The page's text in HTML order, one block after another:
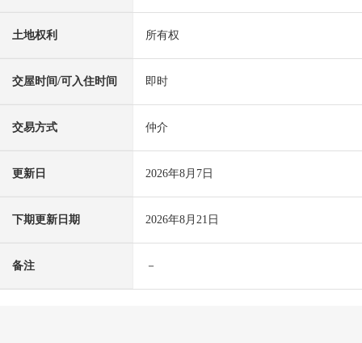
土地权利 所有权
交屋时间/可入住时间 即时
交易方式 仲介
更新日 2026年8月7日
下期更新日期 2026年8月21日
备注 －